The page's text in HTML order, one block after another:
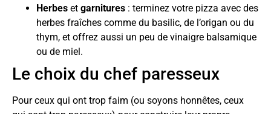
Herbes et garnitures : terminez votre pizza avec des
herbes fraîches comme du basilic, de l’origan ou du
thym, et offrez aussi un peu de vinaigre balsamique
ou de miel.
Le choix du chef paresseux
Pour ceux qui ont trop faim (ou soyons honnêtes, ceux